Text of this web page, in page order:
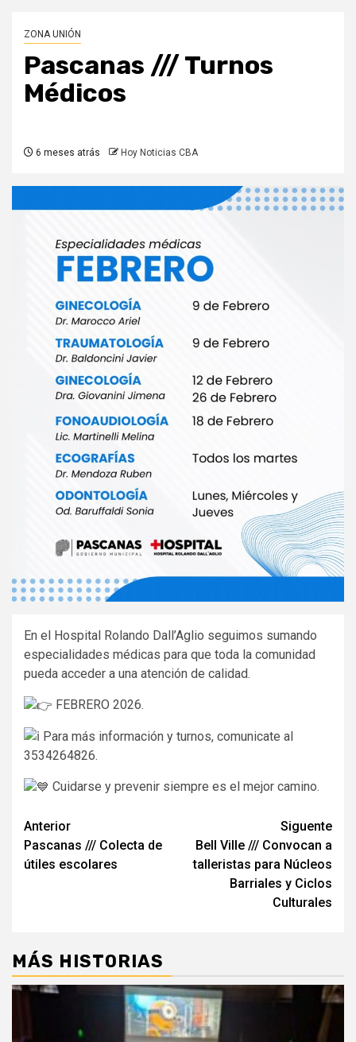
ZONA UNIÓN
Pascanas /// Turnos
Médicos
6 meses atrás Hoy Noticias CBA
En el Hospital Rolando Dall’Aglio seguimos sumando
especialidades médicas para que toda la comunidad
pueda acceder a una atención de calidad.
FEBRERO 2026.
Para más información y turnos, comunicate al
3534264826.
Cuidarse y prevenir siempre es el mejor camino.
Navegación
de
Anterior
Pascanas /// Colecta de
útiles escolares
Siguente
Bell Ville /// Convocan a
talleristas para Núcleos
Barriales y Ciclos
Culturales
MÁS HISTORIAS